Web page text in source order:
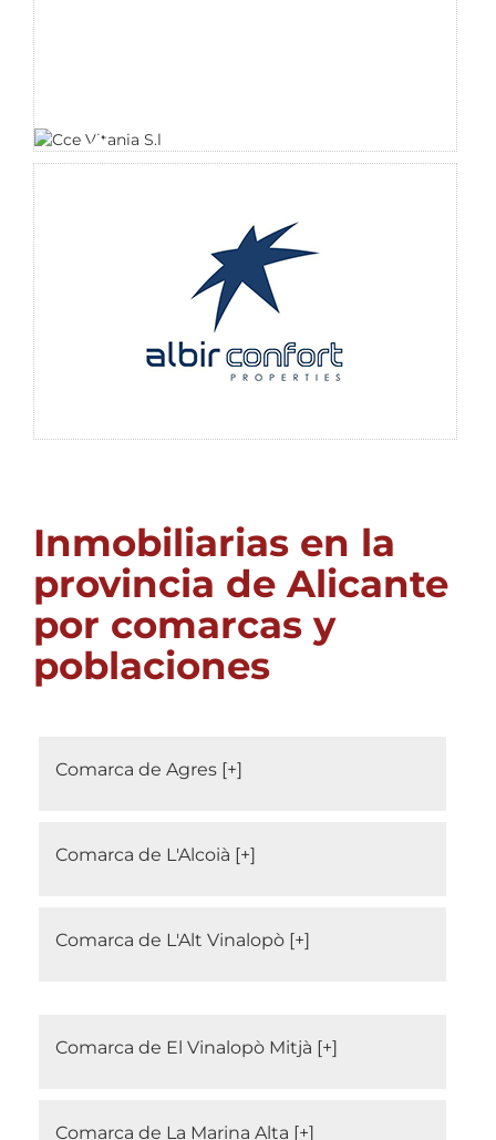
Inmobiliarias en la
provincia de Alicante
por comarcas y
poblaciones
Comarca de Agres
Comarca de L'Alcoià
Comarca de L'Alt Vinalopò
Comarca de El Vinalopò Mitjà
Comarca de La Marina Alta